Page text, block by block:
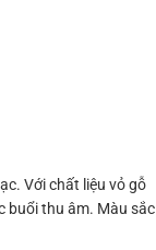
Với chất liệu vỏ gỗ
buổi thu âm. Màu sắc